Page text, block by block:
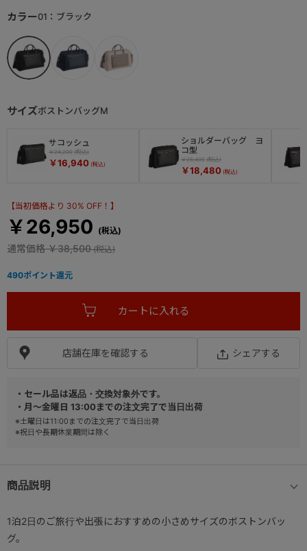
・セール品は返品・交換対象外です。
・月～金曜日 13:00までの注文完了で当日出荷
※土曜日は11:00までの注文完了で当日出荷
※祝日や長期休業期間は除く
【当初価格より 30% OFF！】
￥26,950
通常価格￥38,500
商品説明
1泊2日のご旅行や出張におすすめの小さめサイズのボストンバッ
グ。
サイズボストンバッグM
サコッシュ
￥24,200
￥16,940
ショルダーバッグ ヨ
コ型
￥26,400
￥18,480
カラー01：ブラック
店舗在庫を確認する シェアする
490ポイント還元